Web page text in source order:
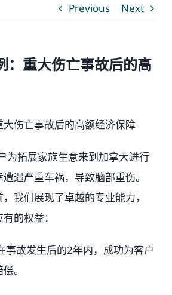
0999
Previous Next
：重大伤亡事故后的高
伤亡事故后的高额经济保障
为拓展家族生意来到加拿大进行
遇严重车祸，导致脑部重伤。
我们展现了卓越的专业能力，
的权益：
事故发生后的2年内，成功为客户
。